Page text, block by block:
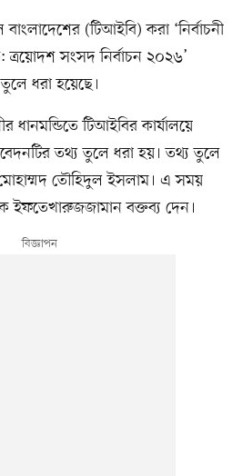
বাংলাদেশের (টিআইবি) করা ‘নির্বাচনী
ত্রয়োদশ সংসদ নির্বাচন ২০২৬’
ধরা হয়েছে।
টিআইবির কার্যালয়ে
তথ্য তুলে ধরা হয়। তথ্য তুলে
তৌহিদুল ইসলাম। এ সময়
ইফতেখারুজজামান বক্তব্য দেন।